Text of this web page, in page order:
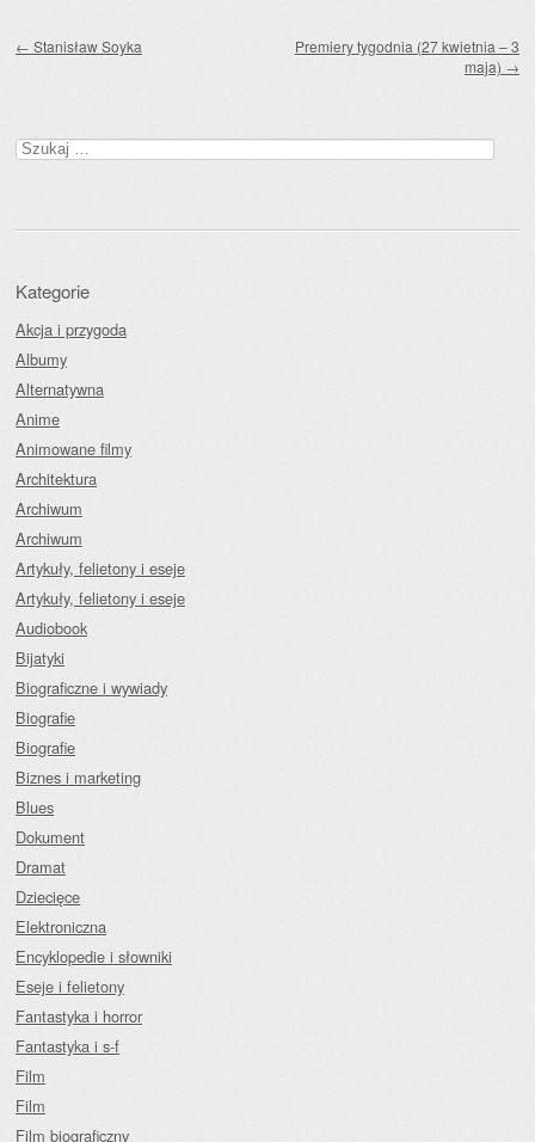
← Stanisław Soyka
Premiery tygodnia (27 kwietnia – 3
maja) →
Szukaj:
Kategorie
Akcja i przygoda
Albumy
Alternatywna
Anime
Animowane filmy
Architektura
Archiwum
Archiwum
Artykuły, felietony i eseje
Artykuły, felietony i eseje
Audiobook
Bijatyki
Biograficzne i wywiady
Biografie
Biografie
Biznes i marketing
Blues
Dokument
Dramat
Dziecięce
Elektroniczna
Encyklopedie i słowniki
Eseje i felietony
Fantastyka i horror
Fantastyka i s-f
Film
Film
Film biograficzny